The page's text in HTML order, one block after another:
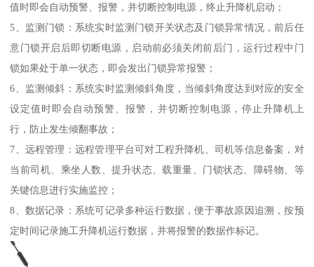
值时即会自动预警、报警，并切断控制电源，终止升降机启动；
5、监测门锁：系统实时监测门锁开关状态及门锁异常情况，前后任
意门锁开启后即切断电源，启动前必须关闭前后门，运行过程中门
锁如果处于单一状态，即会发出门锁异常报警；
6、监测倾斜：系统实时监测倾斜角度，当倾斜角度达到对应的安全
设定值时即会自动预警、报警，并切断控制电源，停止升降机上
行，防止发生倾翻事故；
7、远程管理：远程管理平台可对工程升降机、司机等信息备案，对
当前司机、乘坐人数、提升状态、载重量、门锁状态、障碍物、等
关键信息进行实施监控；
8、数据记录：系统可记录多种运行数据，便于事故原因追溯，按预
定时间记录施工升降机运行数据，并将报警的数据作标记。